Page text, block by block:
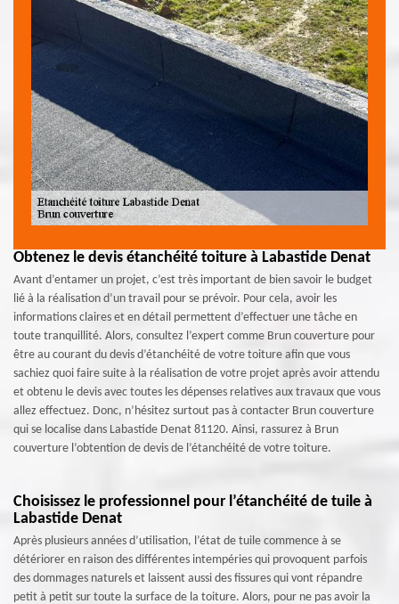
Obtenez le devis étanchéité toiture à Labastide Denat
Avant d’entamer un projet, c’est très important de bien savoir le budget
lié à la réalisation d’un travail pour se prévoir. Pour cela, avoir les
informations claires et en détail permettent d’effectuer une tâche en
toute tranquillité. Alors, consultez l’expert comme Brun couverture pour
être au courant du devis d’étanchéité de votre toiture afin que vous
sachiez quoi faire suite à la réalisation de votre projet après avoir attendu
et obtenu le devis avec toutes les dépenses relatives aux travaux que vous
allez effectuez. Donc, n’hésitez surtout pas à contacter Brun couverture
qui se localise dans Labastide Denat 81120. Ainsi, rassurez à Brun
couverture l’obtention de devis de l’étanchéité de votre toiture.
Choisissez le professionnel pour l’étanchéité de tuile à
Labastide Denat
Après plusieurs années d’utilisation, l’état de tuile commence à se
détériorer en raison des différentes intempéries qui provoquent parfois
des dommages naturels et laissent aussi des fissures qui vont répandre
petit à petit sur toute la surface de la toiture. Alors, pour ne pas avoir la